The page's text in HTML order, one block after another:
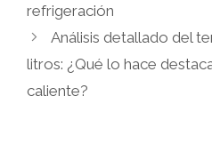
refrigeración
Análisis detallado del
litros: ¿Qué lo hace
caliente?